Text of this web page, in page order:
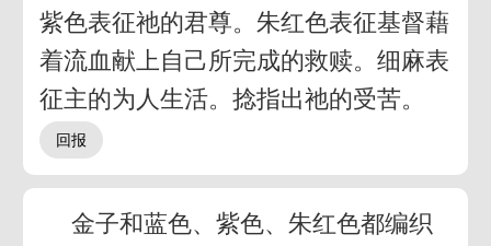
紫色表征祂的君尊。朱红色表征基督藉
着流血献上自己所完成的救赎。细麻表
征主的为人生活。捻指出祂的受苦。
金子和蓝色、紫色、朱红色都编织